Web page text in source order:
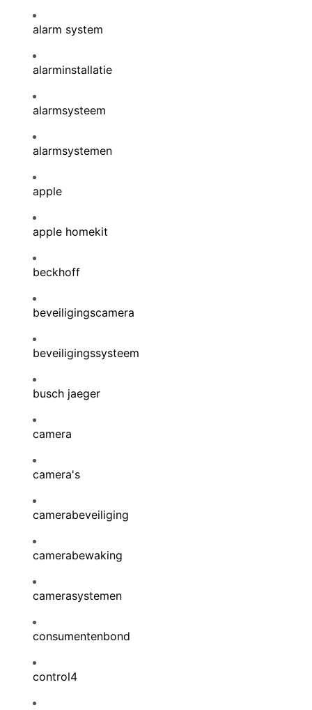
alarm system
alarminstallatie
alarmsysteem
alarmsystemen
apple
apple homekit
beckhoff
beveiligingscamera
beveiligingssysteem
busch jaeger
camera
camera's
camerabeveiliging
camerabewaking
camerasystemen
consumentenbond
control4